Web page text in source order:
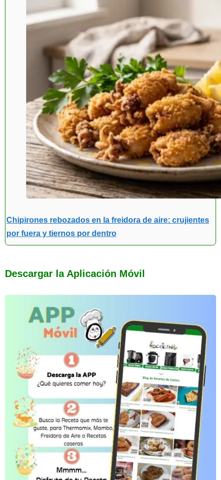
Chipirones rebozados en la freidora de aire: crujientes
por fuera y tiernos por dentro
Descargar la Aplicación Móvil